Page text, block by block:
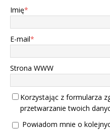
Imię*
E-mail*
Strona WWW
Korzystając z formularza
przetwarzanie twoich
Powiadom mnie o